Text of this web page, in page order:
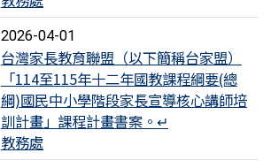
2026-04-01
台灣家長教育聯盟（以下簡稱台家盟）
「114至115年十二年國教課程綱要(總
綱)國民中小學階段家長宣導核心講師培
訓計畫」課程計畫書案。↵
教務處